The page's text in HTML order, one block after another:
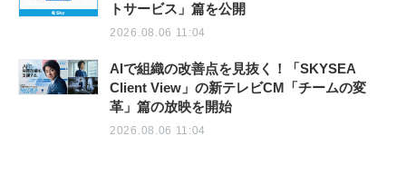
トサービス」篇を公開
2026.08.06 11:04
AIで組織の改善点を見抜く！「SKYSEA
Client View」の新テレビCM「チームの変
革」篇の放映を開始
2026.08.06 11:04